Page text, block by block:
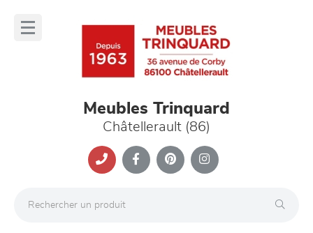
Meubles Trinquard
Châtellerault (86)